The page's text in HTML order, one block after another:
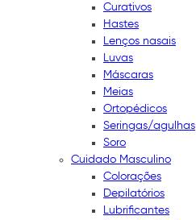
Curativos
Hastes
Lenços nasais
Luvas
Máscaras
Meias
Ortopédicos
Seringas/agulhas
Soro
Cuidado Masculino
Colorações
Depilatórios
Lubrificantes